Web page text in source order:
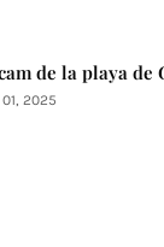
de la playa de
2025